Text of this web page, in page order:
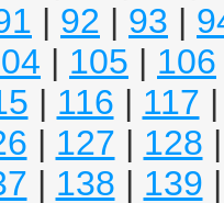
| 92 | 93 |
| 105 | 106
| 116 | 117
| 127 | 128
| 138 | 139